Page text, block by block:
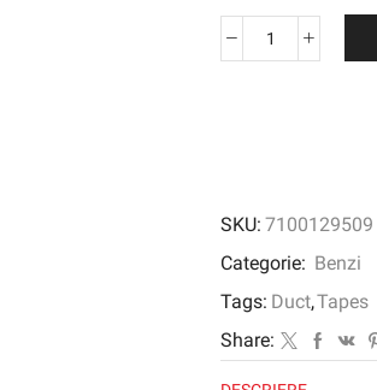
Cantitate
2904,
argint,
mm
x
50
SKU: 7100129509
Categorie: Benzi
Tags: Duct,Tapes
Share: